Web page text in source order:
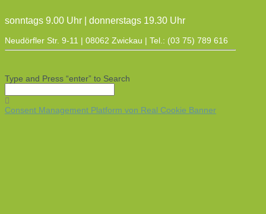
sonntags 9.00 Uhr | donnerstags 19.30 Uhr
Neudörfler Str. 9-11 | 08062 Zwickau | Tel.: (03 75) 789 616
Type and Press “enter” to Search
Consent Management Platform von Real Cookie Banner